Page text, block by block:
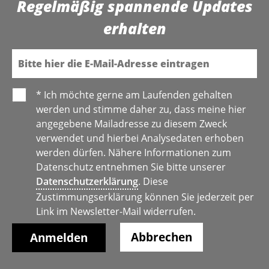
des NATO Defense College
in Rom, im MARI€-
Regelmäßig spannende Updates
erhalten
E-Mail
* Ich möchte gerne am Laufenden gehalten
werden und stimme daher zu, dass meine hier
angegebene Mailadresse zu diesem Zweck
verwendet und hierbei Analysedaten erhoben
werden dürfen. Nähere Informationen zum
Datenschutz entnehmen Sie bitte unserer
Datenschutzerklärung. Diese
Zustimmungserklärung können Sie jederzeit per
Link im Newsletter-Mail widerrufen.
Abbrechen